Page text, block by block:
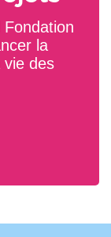
la
vie des